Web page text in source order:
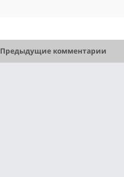
Предыдущие комментарии